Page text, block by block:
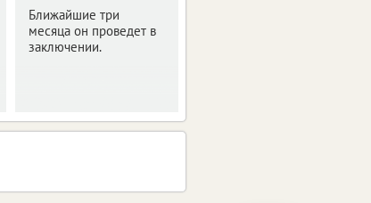
Ближайшие три
месяца он проведет в
заключении.